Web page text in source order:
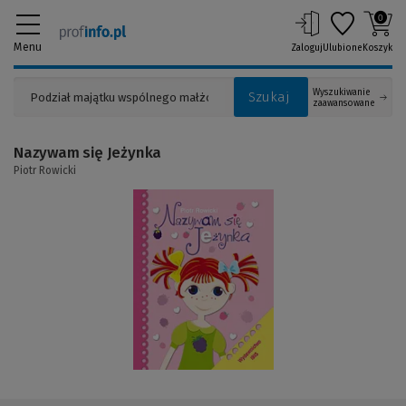
Menu
Szukaj
Wyszukiwanie
zaawansowane
ZalogujUlubione
0
Koszyk
Nazywam się Jeżynka
Piotr Rowicki